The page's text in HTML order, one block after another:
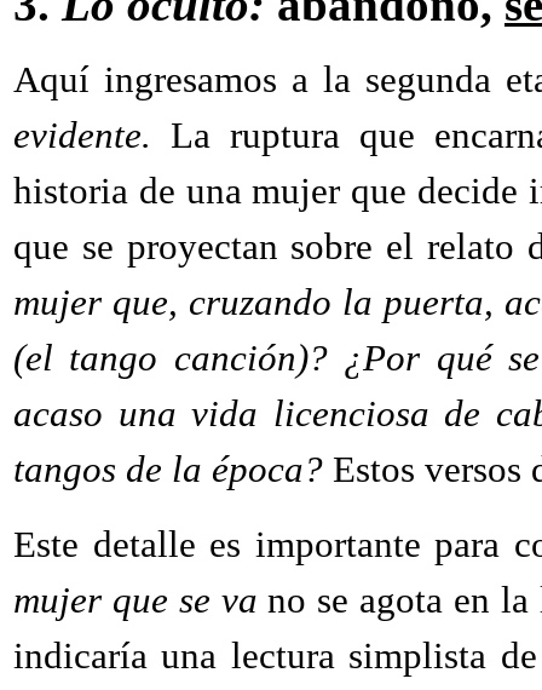
Aquí ingresamos a la segunda
evidente. La ruptura que
historia de una mujer que decide
que se proyectan sobre el relato
mujer que, cruzando la puerta,
(el tango canción)? ¿Por qué
acaso una vida licenciosa de
tangos de la época? Estos versos
Este detalle es importante para
mujer que se va no se agota en
indicaría una lectura simplista